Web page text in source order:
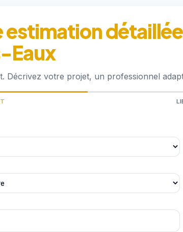
estimation
Eaux
Décrivez votre projet, un professionnel